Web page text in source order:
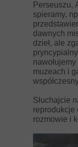
Perseuszu,
spieramy,
dawnych
dzieł, ale
muzeach i
Słuchajcie
reprodukcje
rozmowie i